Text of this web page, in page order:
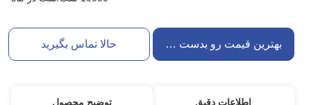
بهترین قیمت رو بدست بیار حالا تماس بگیرید
اطلاعات دقیق توضیح محصول